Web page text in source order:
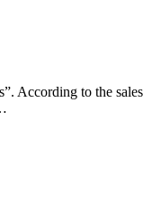
According to the